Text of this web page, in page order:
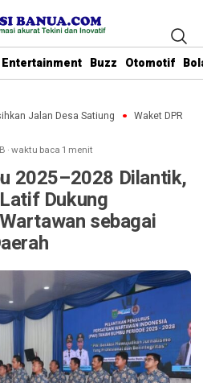
Entertainment Buzz Otomotif
Jalan Desa Satiung Waket DPRD
·waktu baca 1 menit
2025–2028 Dilantik,
Dukung
sebagai